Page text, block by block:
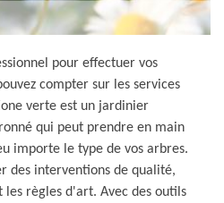
pour effectuer vos
compter sur les services
verte est un jardinier
qui peut prendre en main
importe le type de vos arbres.
des interventions de qualité,
les règles d'art. Avec des outils